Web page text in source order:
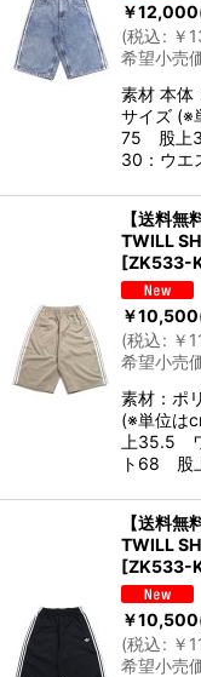
￥12,000
(税込: ￥
希望小売
素材 本体
サイズ (※
75 股上
30：ウ
【送料
TWILL
[ZK533-
￥10,500
(税込: ￥
希望小売
素材：ポ
(※単位は
上35.5
ト68 股
【送料
TWILL
[ZK533-
￥10,500
(税込: ￥
希望小売